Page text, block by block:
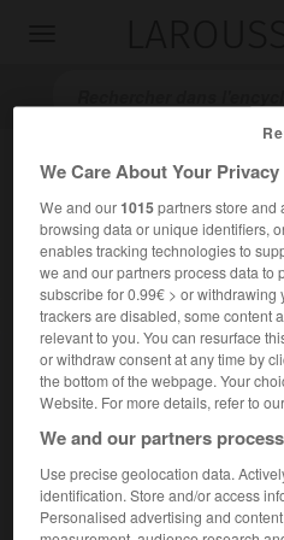
Accueil>Encyclopédie [peinture]
Marcos da
Cet article est extrait de
de la peinture ».
Peintre portugais (actif de 1648 à
We Care About Your Privacy
We and our1015partners store and
browsing data or unique identifiers,
enables tracking technologies to
we and our partners process data to
subscribe for 0.99€ > or
trackers are disabled, some content
relevant to you. You can resurface
or withdraw consent at any time by
the bottom of the webpage. Your
Website. For more details, refer to
We and our partners
Use precise geolocation data.
identification. Store and/or access
Personalised advertising and